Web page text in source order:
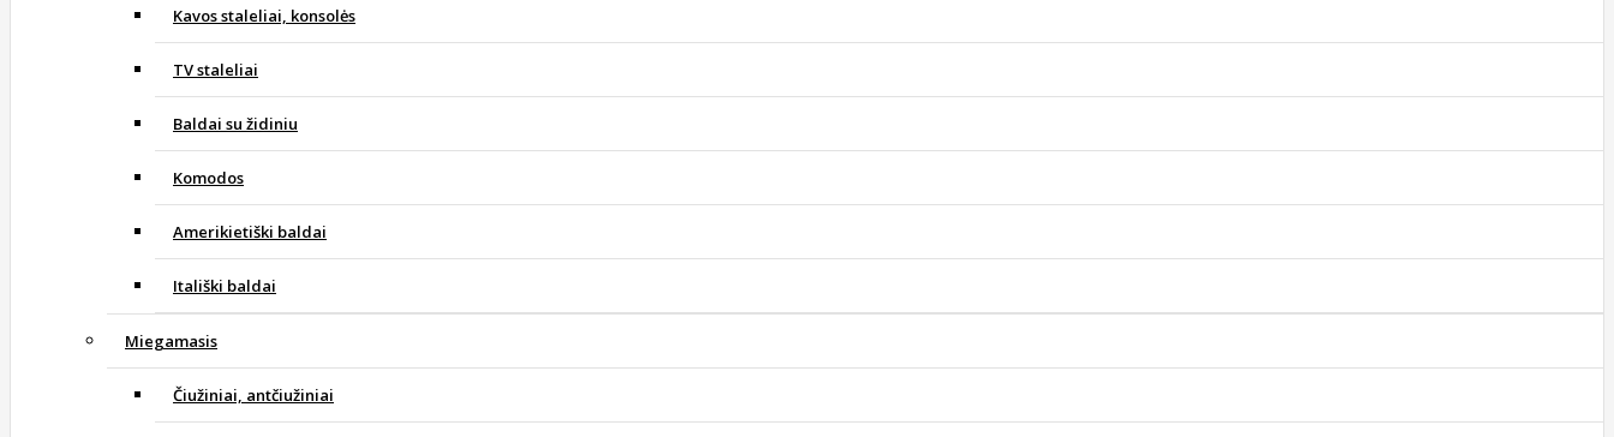
Kavos staleliai, konsolės
TV staleliai
Baldai su židiniu
Komodos
Amerikietiški baldai
Itališki baldai
Miegamasis
Čiužiniai, antčiužiniai